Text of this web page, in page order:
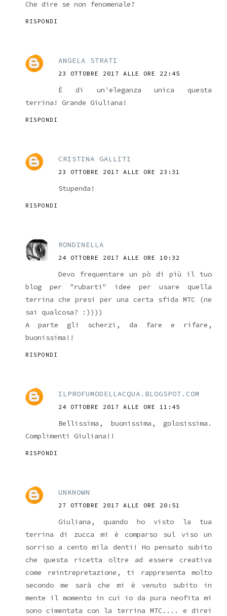
Che dire se non fenomenale?
RISPONDI
ANGELA STRATI
23 OTTOBRE 2017 ALLE ORE 22:45
È di un'eleganza unica questa
terrina! Grande Giuliana!
RISPONDI
CRISTINA GALLITI
23 OTTOBRE 2017 ALLE ORE 23:31
Stupenda!
RISPONDI
RONDINELLA
24 OTTOBRE 2017 ALLE ORE 10:32
Devo frequentare un pò di più il tuo
blog per "rubarti" idee per usare quella
terrina che presi per una certa sfida MTC (ne
sai qualcosa? :))))
A parte gli scherzi, da fare e rifare,
buonissima!!
RISPONDI
ILPROFUMODELLACQUA.BLOGSPOT.COM
24 OTTOBRE 2017 ALLE ORE 11:45
Bellissima, buonissima, golosissima.
Complimenti Giuliana!!
RISPONDI
UNKNOWN
27 OTTOBRE 2017 ALLE ORE 20:51
Giuliana, quando ho visto la tua
terrina di zucca mi è comparso sul viso un
sorriso a cento mila denti! Ho pensato subito
che questa ricetta oltre ad essere creativa
come reintrepretazione, ti rappresenta molto
secondo me sarà che mi è venuto subito in
mente il momento in cui io da pura neofita mi
sono cimentata con la terrina MTC.... e direi